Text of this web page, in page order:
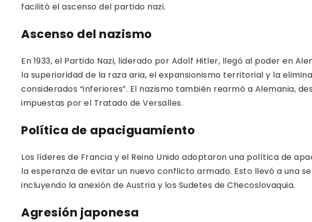
facilitó el ascenso del partido nazi.
Ascenso del nazismo
En 1933, el Partido Nazi, liderado por Adolf Hitler, llegó al poder en
la superioridad de la raza aria, el expansionismo territorial y la
considerados “inferiores”. El nazismo también rearmó a Alemania,
impuestas por el Tratado de Versalles.
Política de apaciguamiento
Los líderes de Francia y el Reino Unido adoptaron una política de
la esperanza de evitar un nuevo conflicto armado. Esto llevó a una
incluyendo la anexión de Austria y los Sudetes de Checoslovaquia.
Agresión japonesa